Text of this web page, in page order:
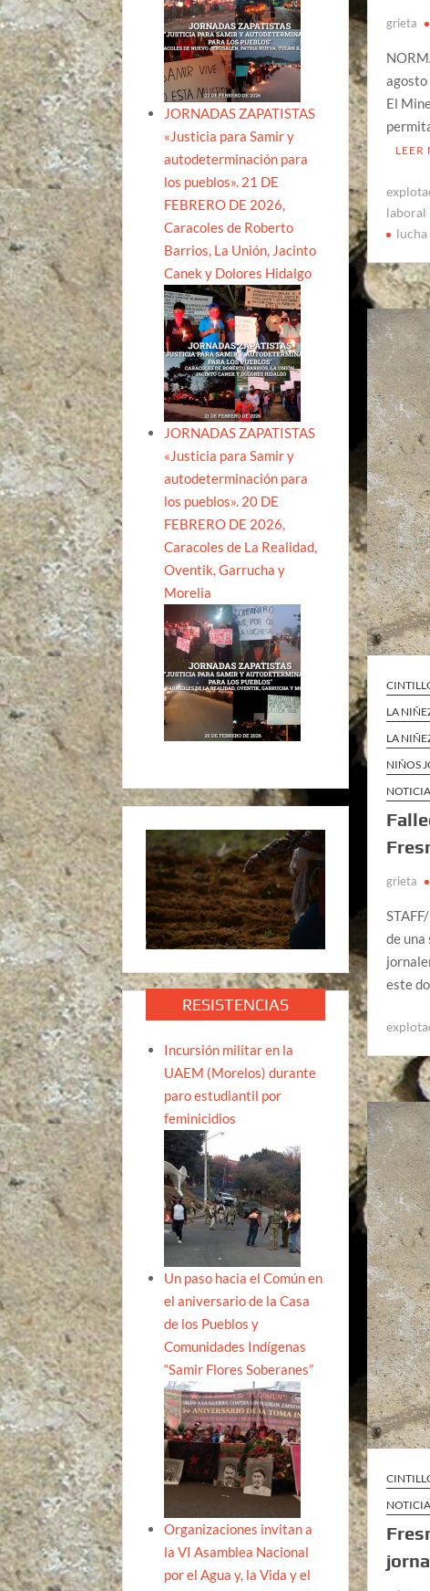
grieta
agosto
El
LEER
laboral
LA
LA
NIÑOS
grieta
de
este
JORNADAS ZAPATISTAS
«Justicia para Samir y
autodeterminación para
los pueblos». 21 DE
FEBRERO DE 2026,
Caracoles de Roberto
Barrios, La Unión, Jacinto
Canek y Dolores Hidalgo
JORNADAS ZAPATISTAS
«Justicia para Samir y
autodeterminación para
los pueblos». 20 DE
FEBRERO DE 2026,
Caracoles de La Realidad,
Oventik, Garrucha y
Morelia
RESISTENCIAS
Incursión militar en la
UAEM (Morelos) durante
paro estudiantil por
feminicidios
Un paso hacia el Común en
el aniversario de la Casa
de los Pueblos y
Comunidades Indígenas
“Samir Flores Soberanes”
Organizaciones invitan a
la VI Asamblea Nacional
por el Agua y, la Vida y el